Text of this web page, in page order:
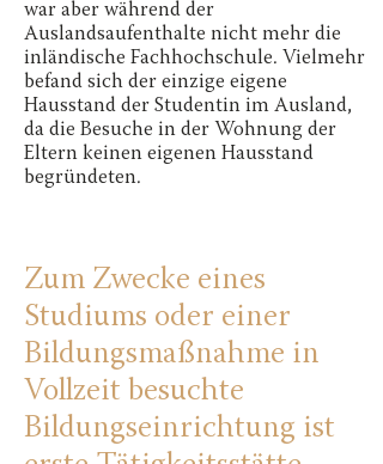
war aber während der
Auslandsaufenthalte nicht mehr die
inländische Fachhochschule. Vielmehr
befand sich der einzige eigene
Hausstand der Studentin im Ausland,
da die Besuche in der Wohnung der
Eltern keinen eigenen Hausstand
begründeten.
Zum Zwecke eines
Studiums oder einer
Bildungsmaßnahme in
Vollzeit besuchte
Bildungseinrichtung ist